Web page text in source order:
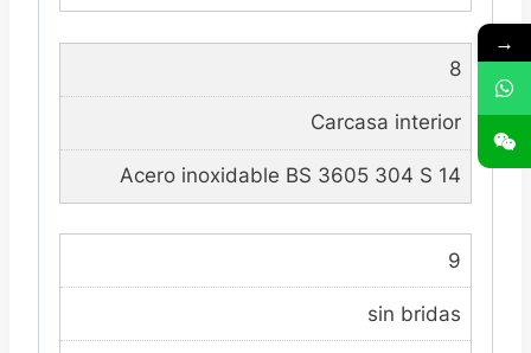
8
Carcasa interior
Acero inoxidable BS 3605 304 S 14
9
sin bridas
→